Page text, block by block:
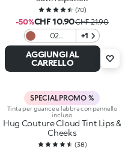
(70)
-50%CHF 10.90CHF 21.90
02
Charmed
Rose
+1
AGGIUNGI AL
CARRELLO
SPECIAL PROMO %
Tinta per guance e labbra con pennello
incluso
Hug Couture Cloud Tint Lips &
Cheeks
(38)